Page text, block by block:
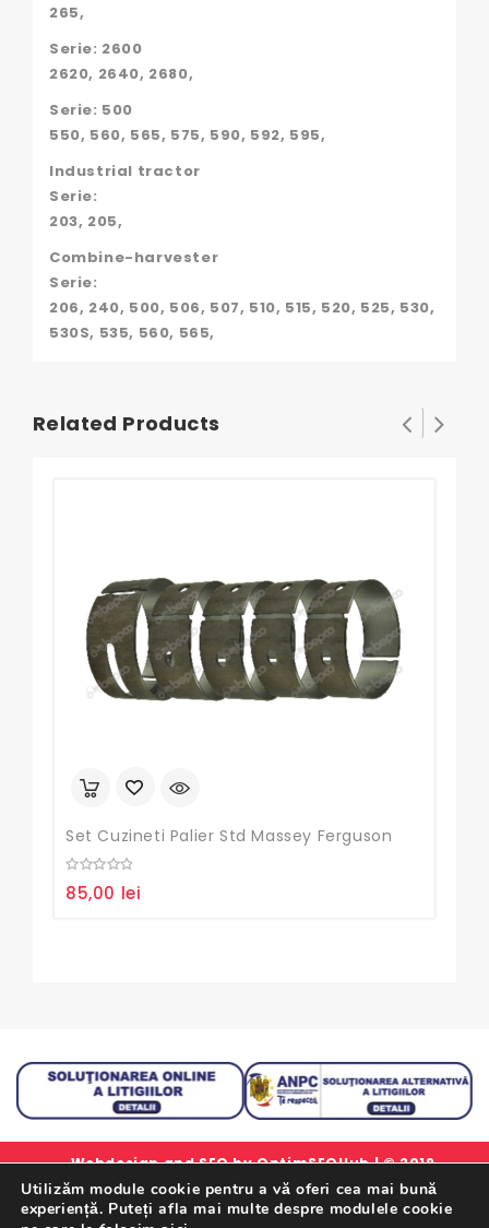
265,
Serie: 2600
2620, 2640, 2680,
Serie: 500
550, 560, 565, 575, 590, 592, 595,
Industrial tractor
Serie:
203, 205,
Combine-harvester
Serie:
206, 240, 500, 506, 507, 510, 515, 520, 525, 530,
530S, 535, 560, 565,
Related Products
Set Cuzineti Palier Std Massey Ferguson
out
85,00 lei
Webdesign and SEO byOptimSEOHub| © 2019
simlorex.ro - Toate drepturile rezervate.
Formular Retur Garantii
Certificat Garantie
Utilizăm module cookie pentru a vă oferi cea mai bună
experiență. Puteți afla mai multe despre modulele cookie